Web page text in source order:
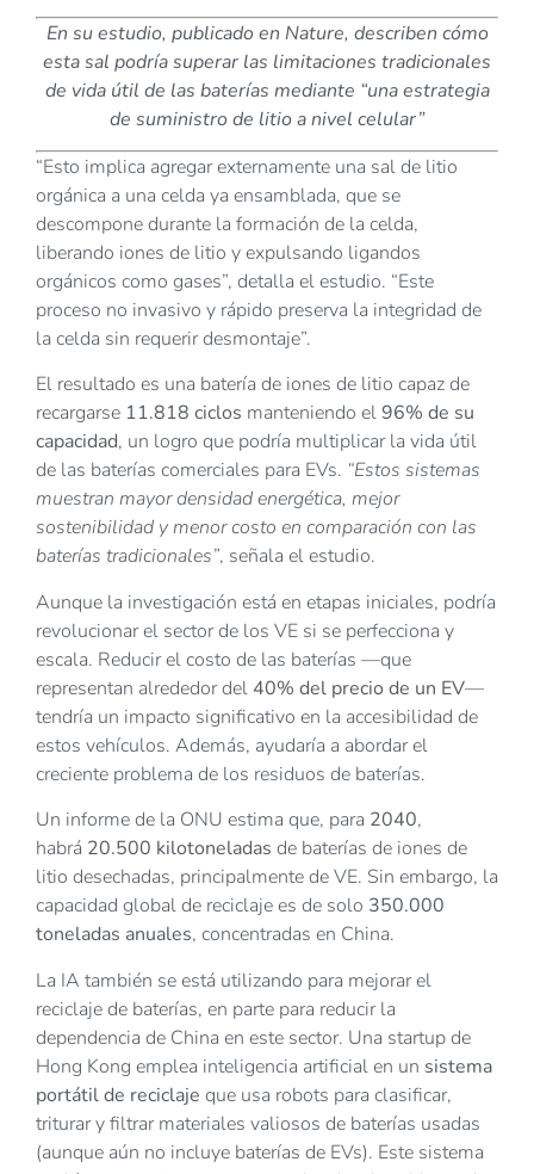
En su estudio, publicado en Nature, describen cómo
esta sal podría superar las limitaciones tradicionales
de vida útil de las baterías mediante “una estrategia
de suministro de litio a nivel celular”
“Esto implica agregar externamente una sal de litio
orgánica a una celda ya ensamblada, que se
descompone durante la formación de la celda,
liberando iones de litio y expulsando ligandos
orgánicos como gases”, detalla el estudio. “Este
proceso no invasivo y rápido preserva la integridad de
la celda sin requerir desmontaje”.
El resultado es una batería de iones de litio capaz de
recargarse 11.818 ciclos manteniendo el96% de su
capacidad, un logro que podría multiplicar la vida útil
de las baterías comerciales para EVs. “Estos sistemas
muestran mayor densidad energética, mejor
sostenibilidad y menor costo en comparación con las
baterías tradicionales”, señala el estudio.
Aunque la investigación está en etapas iniciales, podría
revolucionar el sector de los VE si se perfecciona y
escala. Reducir el costo de las baterías —que
representan alrededor del 40% del precio de un EV—
tendría un impacto significativo en la accesibilidad de
estos vehículos. Además, ayudaría a abordar el
creciente problema de los residuos de baterías.
Un informe de la ONU estima que, para 2040,
habrá 20.500 kilotoneladas de baterías de iones de
litio desechadas, principalmente de VE. Sin embargo, la
capacidad global de reciclaje es de solo 350.000
toneladas anuales, concentradas en China.
La IA también se está utilizando para mejorar el
reciclaje de baterías, en parte para reducir la
dependencia de China en este sector. Una startup de
Hong Kong emplea inteligencia artificial en un sistema
portátil de reciclaje que usa robots para clasificar,
triturar y filtrar materiales valiosos de baterías usadas
(aunque aún no incluye baterías de EVs). Este sistema